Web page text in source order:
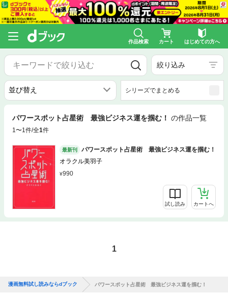
作品検索 カート はじめての方へ
絞り込み
シリーズでまとめる
パワースポット占星術 最強ビジネス運を掴む！ の作品一覧
1〜1件/全1件
最新刊
パワースポット占星術 最強ビジネス運を掴む！
オラクル美羽子
990
試し読み カートへ
1
漫画無料試し読みならdブック パワースポット占星術 最強ビジネス運を掴む！